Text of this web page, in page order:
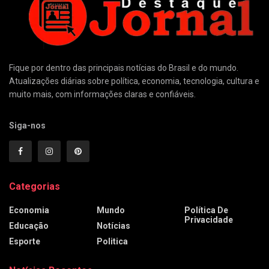
Fique por dentro das principais notícias do Brasil e do mundo.
Atualizações diárias sobre política, economia, tecnologia, cultura e
muito mais, com informações claras e confiáveis.
Siga-nos
Categorias
Economia
Educação
Esporte
Mundo
Notícias
Politica
Política De
Privacidade